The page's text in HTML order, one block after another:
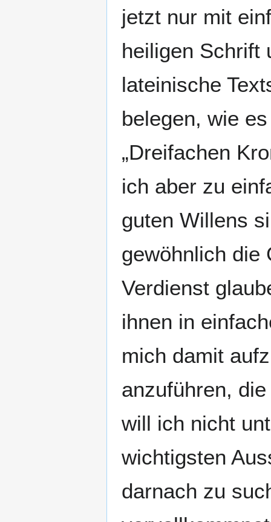
jetzt nur mit
heiligen Schrift
lateinische
belegen, wie
„Dreifachen
ich aber zu
guten Willens
gewöhnlich die
Verdienst
ihnen in
mich damit
anzuführen,
will ich nicht
wichtigsten
darnach zu